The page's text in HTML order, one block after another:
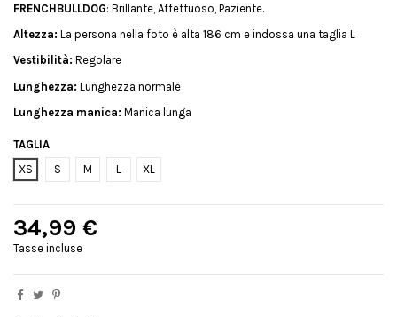
FRENCHBULLDOG: Brillante, Affettuoso, Paziente.
Altezza: La persona nella foto è alta 186 cm e indossa una taglia L
Vestibilità: Regolare
Lunghezza: Lunghezza normale
Lunghezza manica: Manica lunga
TAGLIA
XS
S M L XL
34,99 €
Tasse incluse